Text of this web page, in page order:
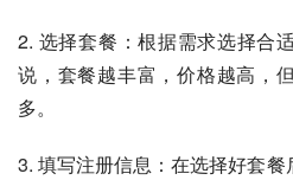
2. 选择套餐：根据需求选择合
说，套餐越丰富，价格越高，
多。
3. 填写注册信息：在选择好套